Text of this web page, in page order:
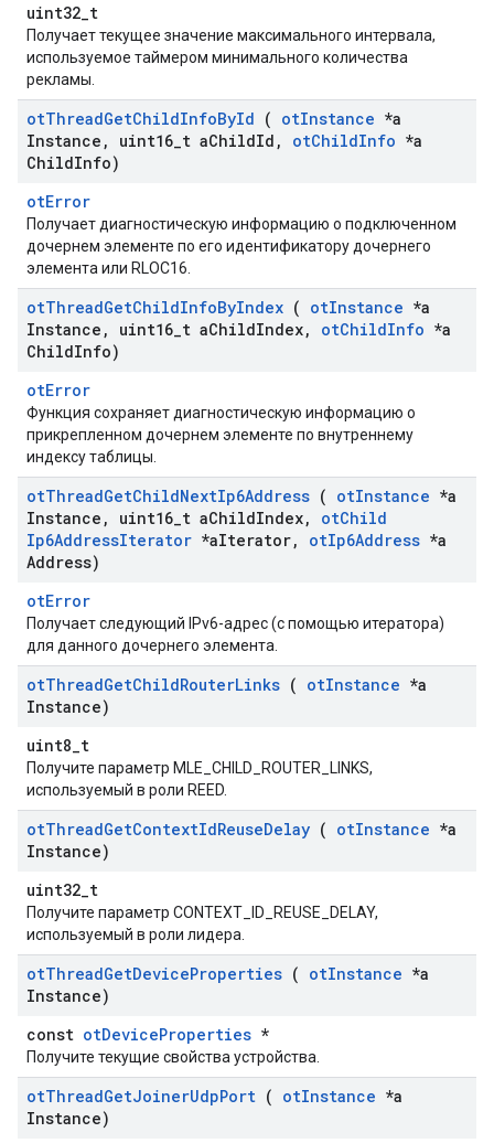
uint32_t
Получает текущее значение максимального интервала,
используемое таймером минимального количества
рекламы.
otThreadGetChildInfoById ( otInstance *a
Instance , uint16 t aChildId , otChildInfo *a
ChildInfo)
otError
Получает диагностическую информацию о подключенном
дочернем элементе по его идентификатору дочернего
элемента или RLOC16.
otThreadGetChildInfoByIndex ( otInstance *a
Instance , uint16 t aChildIndex, otChildInfo *a
ChildInfo)
otError
Функция сохраняет диагностическую информацию о
прикрепленном дочернем элементе по внутреннему
индексу таблицы.
otThreadGetChildNextIp6Address ( otInstance *a
Instance , uint16 t aChildIndex, otChild
Ip6AddressIterator *aIterator, otIp6Address *a
Address)
otError
Получает следующий IPv6-адрес (с помощью итератора)
для данного дочернего элемента.
otThreadGetChildRouterLinks ( otInstance *a
Instance)
uint8_t
Получите параметр MLE_CHILD_ROUTER_LINKS,
используемый в роли REED.
otThreadGetContextIdReuseDelay ( otInstance *a
Instance)
uint32_t
Получите параметр CONTEXT_ID_REUSE_DELAY,
используемый в роли лидера.
otThreadGetDeviceProperties ( otInstance *a
Instance)
const otDeviceProperties *
Получите текущие свойства устройства.
otThreadGetJoinerUdpPort ( otInstance *a
Instance)